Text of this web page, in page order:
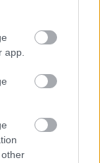
app.
az
adatvédelmi